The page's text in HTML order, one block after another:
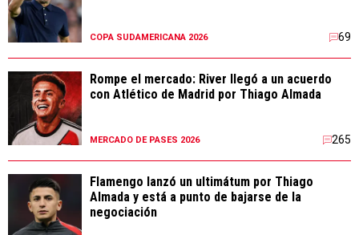
COPA SUDAMERICANA 2026 69
Rompe el mercado: River llegó a un acuerdo
con Atlético de Madrid por Thiago Almada
MERCADO DE PASES 2026 265
Flamengo lanzó un ultimátum por Thiago
Almada y está a punto de bajarse de la
negociación